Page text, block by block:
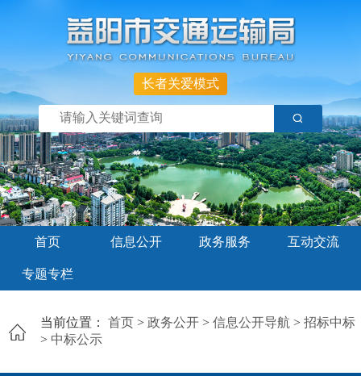
长者关爱模式
首页 信息公开 政务服务 互动交流
专题专栏
当前位置： 首页 > 政务公开 > 信息公开导航 > 招标中标
> 中标公示